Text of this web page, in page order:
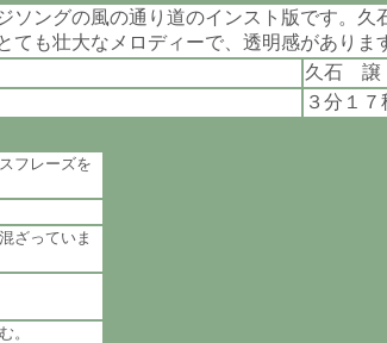
ソングの風の通り道のインスト版です。久
ても壮大なメロディーで、透明感がありま
久石 譲
３分１７
フレーズを
ざっていま
。